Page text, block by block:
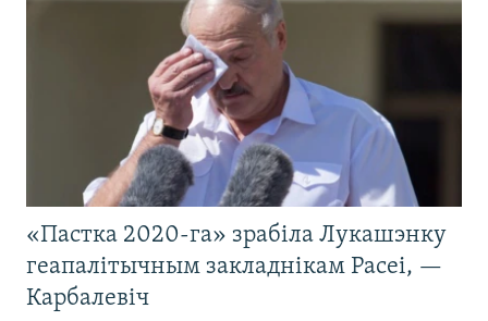
«Пастка 2020-га» зрабіла Лукашэнку
геапалітычным закладнікам Расеі, —
Карбалевіч